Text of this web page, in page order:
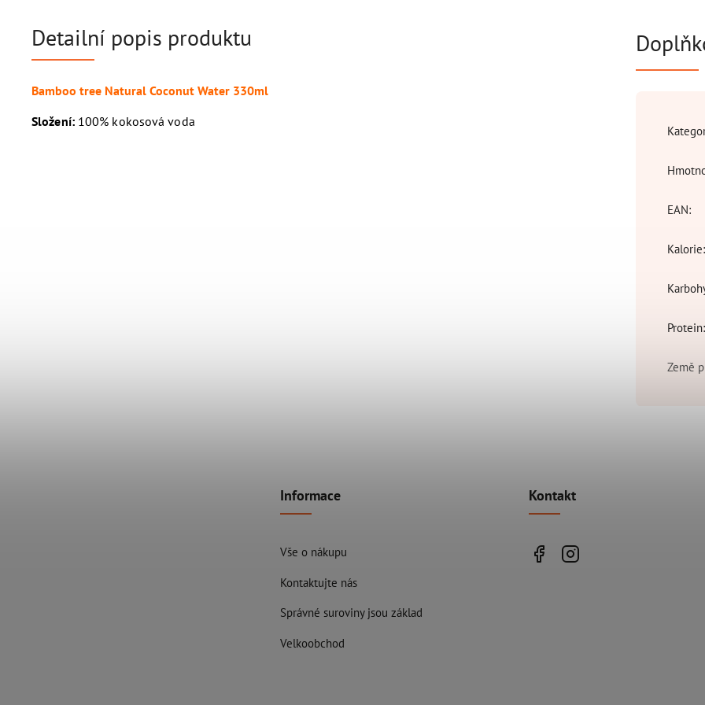
Detailní popis produktu
Bamboo tree Natural Coconut Water 330ml
Složení:100% kokosová voda
EAN:
Kalorie:
Protein:
Země
Informace
Vše o nákupu
Kontaktujte nás
Správné suroviny jsou základ
Velkoobchod
Kontakt